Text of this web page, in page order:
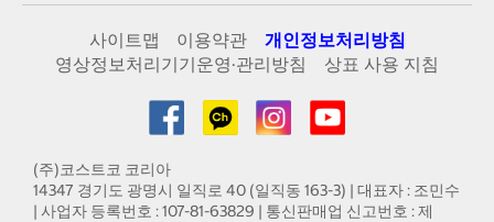
사이트맵 이용약관
개인정보처리방침
영상정보처리기기운영·관리방침
상표 사용 지침
(주)코스트코 코리아
14347 경기도 광명시 일직로 40 (일직동 163-3) | 대표자 : 조민수
| 사업자 등록번호 : 107-81-63829 | 통신판매업 신고번호 : 제